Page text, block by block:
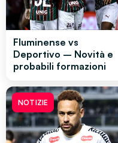
Fluminense vs
Deportivo – Novità e
probabili formazioni
NOTIZIE